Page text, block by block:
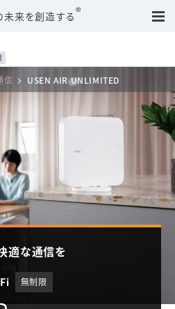
未来を創造する®
信 USEN AIR UNLIMITED
適な通信を
無制限